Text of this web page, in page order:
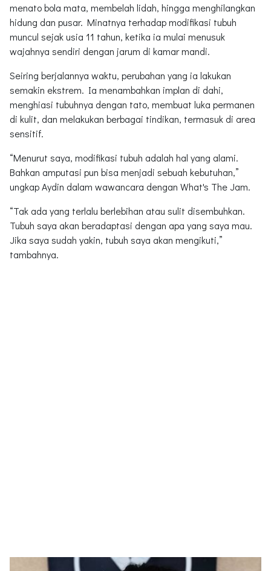
menato bola mata, membelah lidah, hingga menghilangkan
hidung dan pusar. Minatnya terhadap modifikasi tubuh
muncul sejak usia 11 tahun, ketika ia mulai menusuk
wajahnya sendiri dengan jarum di kamar mandi.
Seiring berjalannya waktu, perubahan yang ia lakukan
semakin ekstrem. Ia menambahkan implan di dahi,
menghiasi tubuhnya dengan tato, membuat luka permanen
di kulit, dan melakukan berbagai tindikan, termasuk di area
sensitif.
“Menurut saya, modifikasi tubuh adalah hal yang alami.
Bahkan amputasi pun bisa menjadi sebuah kebutuhan,”
ungkap Aydin dalam wawancara dengan What's The Jam.
“Tak ada yang terlalu berlebihan atau sulit disembuhkan.
Tubuh saya akan beradaptasi dengan apa yang saya mau.
Jika saya sudah yakin, tubuh saya akan mengikuti,”
tambahnya.